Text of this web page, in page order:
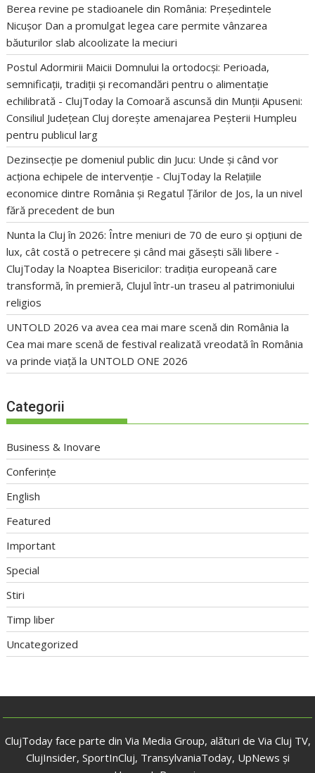
Berea revine pe stadioanele din România: Președintele
Nicușor Dan a promulgat legea care permite vânzarea
băuturilor slab alcoolizate la meciuri
Postul Adormirii Maicii Domnului la ortodocși: Perioada,
semnificații, tradiții și recomandări pentru o alimentație
echilibrată - ClujToday laComoară ascunsă din Munții Apuseni:
Consiliul Județean Cluj dorește amenajarea Peșterii Humpleu
pentru publicul larg
Dezinsecție pe domeniul public din Jucu: Unde și când vor
acționa echipele de intervenție - ClujToday la Relațiile
economice dintre România și Regatul Țărilor de Jos, la un nivel
fără precedent de bun
Nunta la Cluj în 2026: Între meniuri de 70 de euro și opțiuni de
lux, cât costă o petrecere și când mai găsești săli libere -
ClujToday la Noaptea Bisericilor: tradiția europeană care
transformă, în premieră, Clujul într-un traseu al patrimoniului
religios
UNTOLD 2026 va avea cea mai mare scenă din România la
Cea mai mare scenă de festival realizată vreodată în România
va prinde viață la UNTOLD ONE 2026
Categorii
Business & Inovare
Conferințe
English
Featured
Important
Special
Stiri
Timp liber
Uncategorized
ClujToday face parte din Via Media Group, alături de Via Cluj TV,
ClujInsider, SportInCluj, TransylvaniaToday, UpNews și